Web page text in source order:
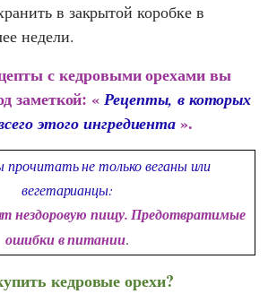
в закрытой коробке в
недели.
с кедровыми орехами вы
заметкой: «Рецепты, в которых
этого ингредиента ».
не только веганы или
вегетарианцы:
нездоровую пищу. Предотвратимые
ошибки в питании.
кедровые орехи?